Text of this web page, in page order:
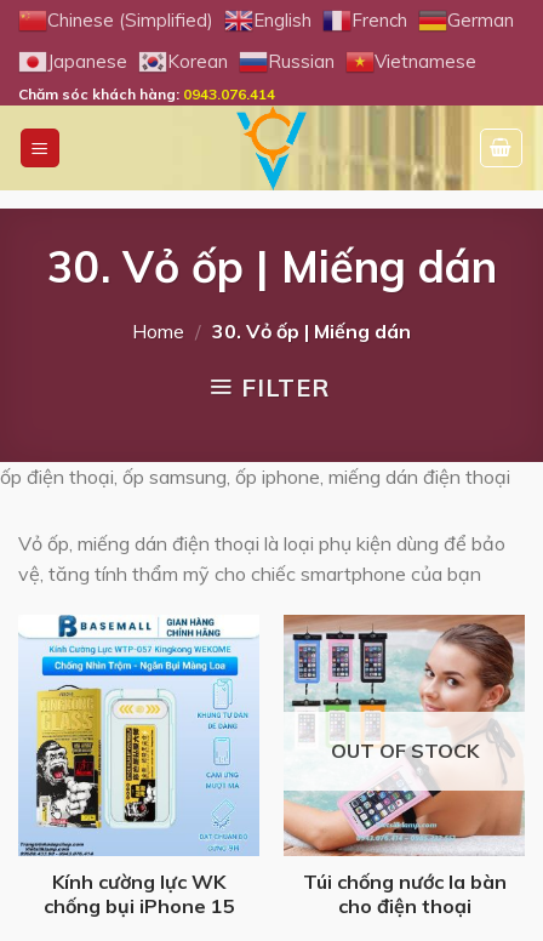
Skip
content
Chinese (Simplified) English French
German
Japanese
Korean Russian Vietnamese
Chăm sóc khách hàng: 0943.076.414
30. Vỏ ốp | Miếng dán
Home / 30. Vỏ ốp | Miếng dán
FILTER
ốp điện thoại, ốp samsung, ốp iphone, miếng dán điện thoại
Vỏ ốp, miếng dán điện thoại là loại phụ kiện dùng để bảo
vệ, tăng tính thẩm mỹ cho chiếc smartphone của bạn
Kính cường lực WK
chống bụi iPhone 15
OUT OF STOCK
Túi chống nước la bàn
cho điện thoại